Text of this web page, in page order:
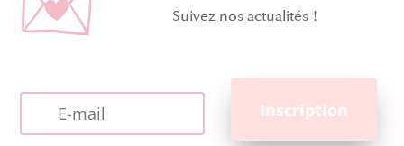
Suivez nos actualités !